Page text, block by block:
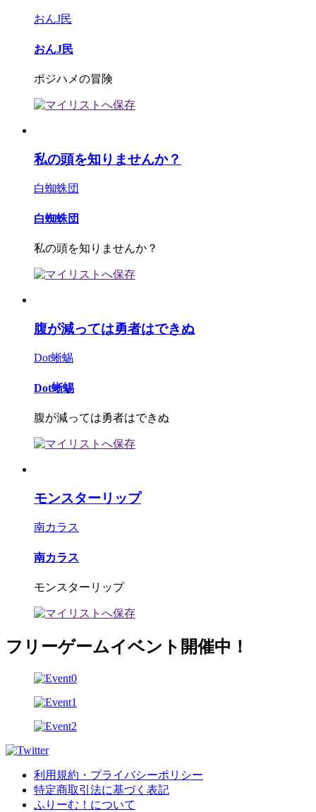
おんJ民
おんJ民
ポジハメの冒険
私の頭を知りませんか？
白蜘蛛団
白蜘蛛団
私の頭を知りませんか？
腹が減っては勇者はできぬ
Dot蜥蜴
Dot蜥蜴
腹が減っては勇者はできぬ
モンスターリップ
南カラス
南カラス
モンスターリップ
フリーゲームイベント開催中！
利用規約・プライバシーポリシー
特定商取引法に基づく表記
ふりーむ！について